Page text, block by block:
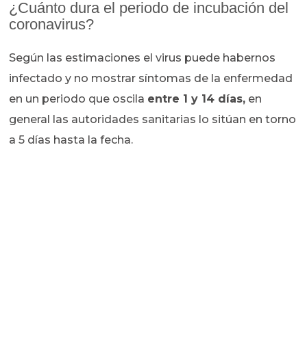
¿Cuánto dura el periodo de incubación del
coronavirus?
Según las estimaciones el virus puede habernos
infectado y no mostrar síntomas de la enfermedad
en un periodo que oscila entre 1 y 14 días, en
general las autoridades sanitarias lo sitúan en torno
a 5 días hasta la fecha.